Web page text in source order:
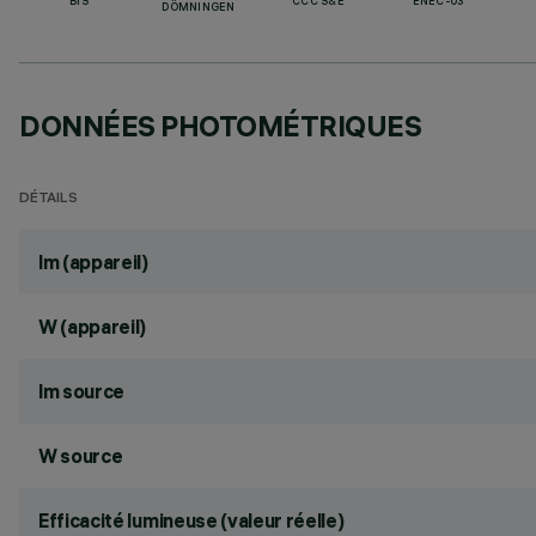
BIS
DÖMNINGEN
CCC S&E ENEC-03
DONNÉES PHOTOMÉTRIQUES
DÉTAILS
lm (appareil)
W (appareil)
lm source
W source
Efficacité lumineuse (valeur réelle)